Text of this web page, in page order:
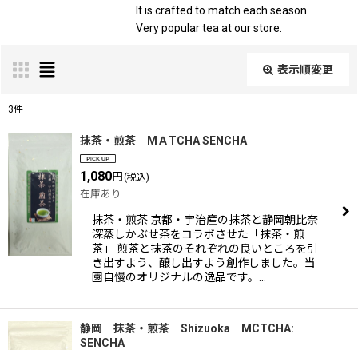
It is crafted to match each season.
Very popular tea at our store.
表示順変更
表示数:
並び順
絞り込む
3件
抹茶・煎茶 MＡTCHA SENCHA
1,080円 (税込)
在庫あり
抹茶・煎茶 京都・宇治産の抹茶と静岡朝比奈
深蒸しかぶせ茶をコラボさせた「抹茶・煎
茶」 煎茶と抹茶のそれぞれの良いところを引
き出すよう、醸し出すよう創作しました。当
園自慢のオリジナルの逸品です。…
静岡 抹茶・煎茶 Shizuoka MCTCHA:
SENCHA